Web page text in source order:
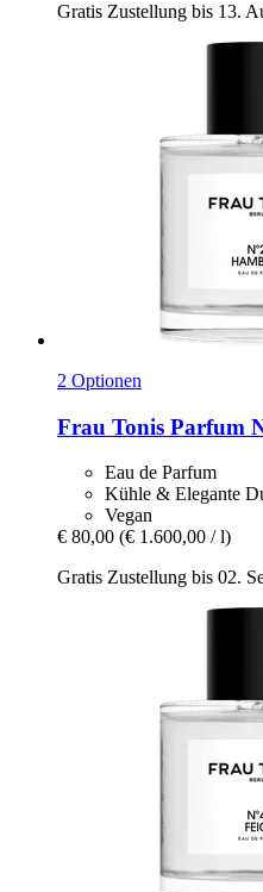
Gratis Zustellung bis 13.
2 Optionen
Frau Tonis Parfum
Eau de Parfum
Kühle & Elegante
Vegan
€ 80,00 (€ 1.600,00 / l)
Gratis Zustellung bis 02.